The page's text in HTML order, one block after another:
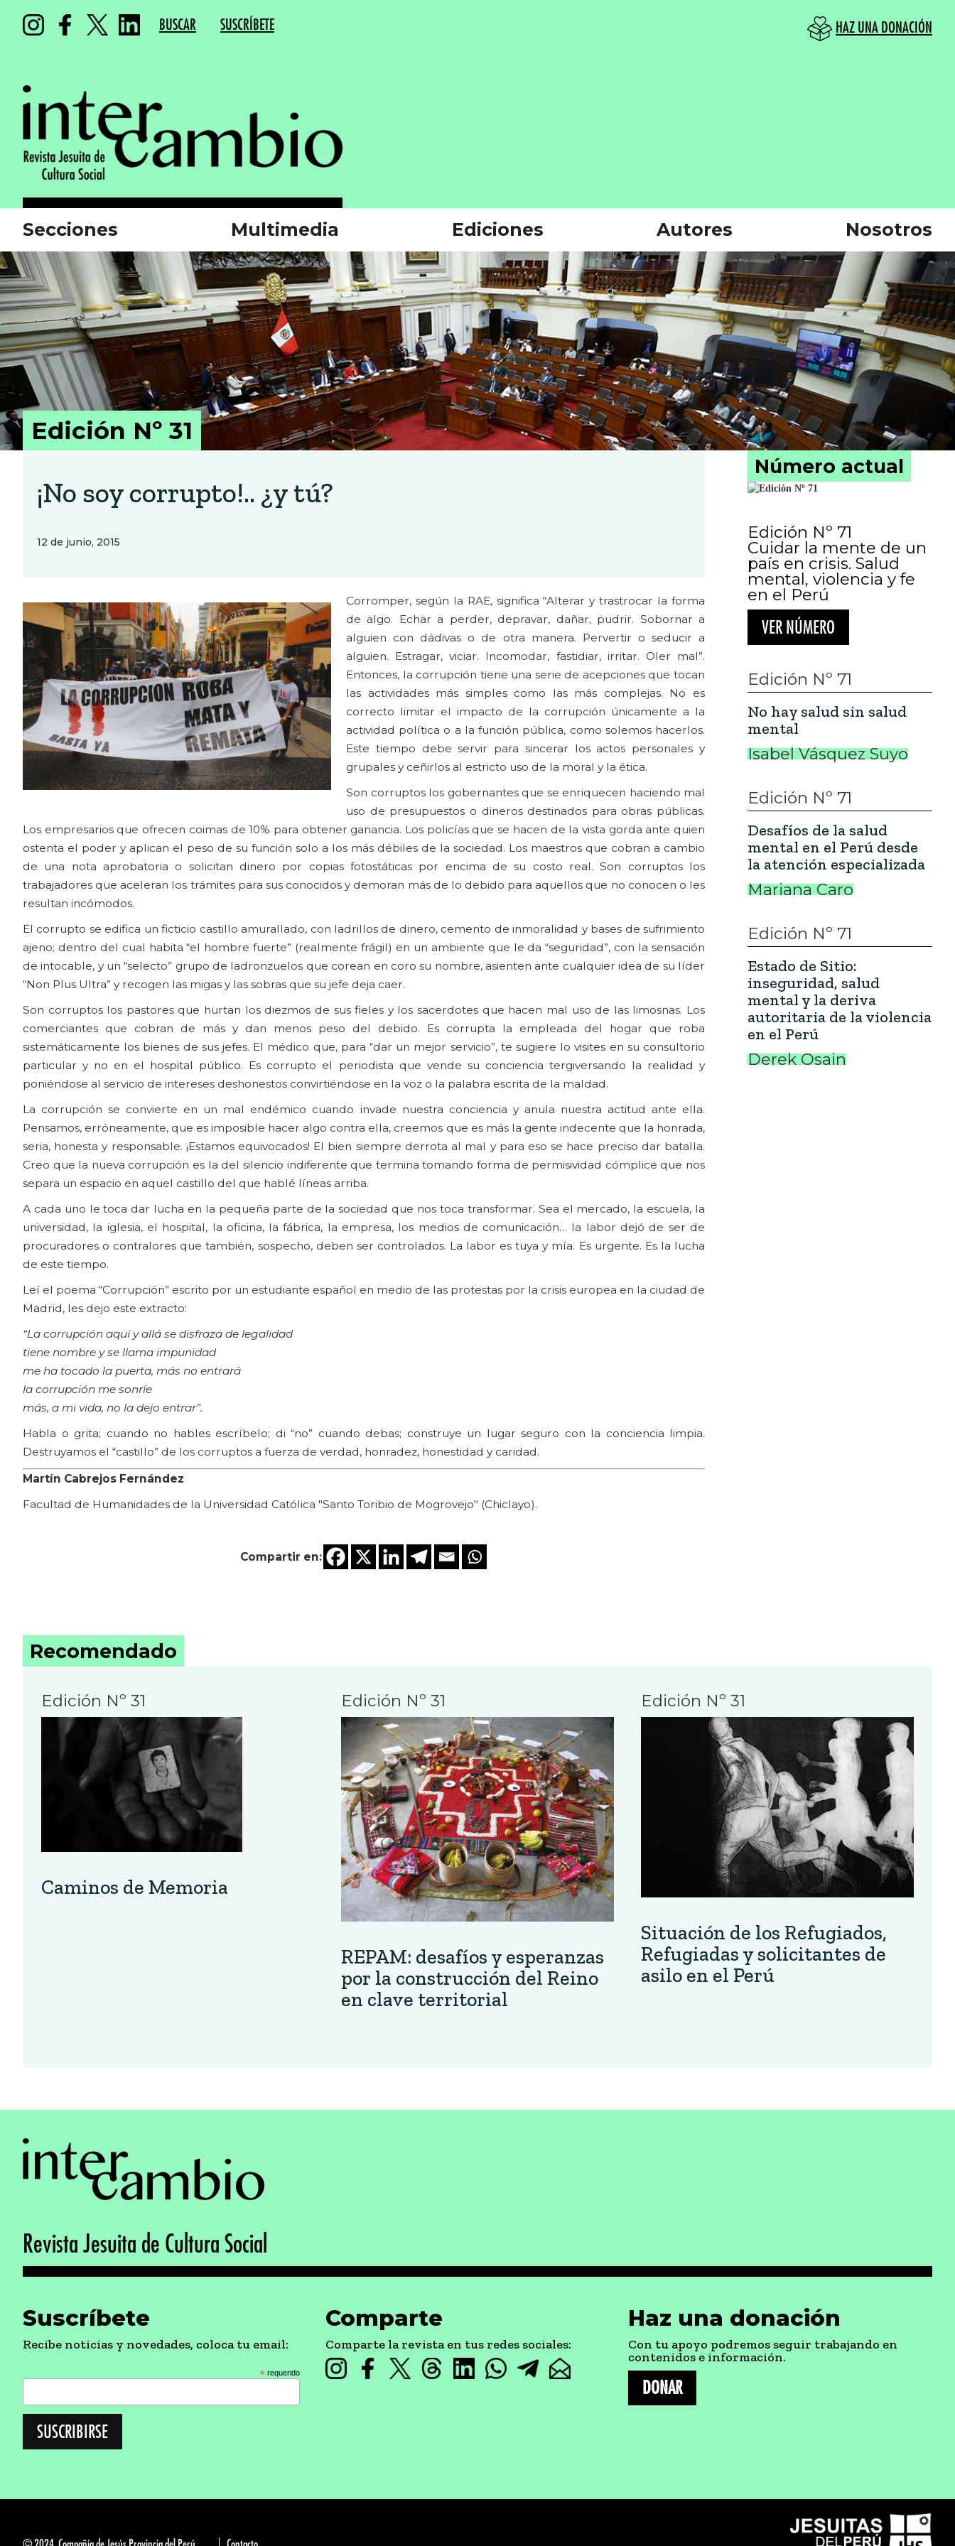
BUSCAR SUSCRÍBETE HAZ UNA DONACIÓN
Secciones Multimedia Ediciones Autores Nosotros
Edición Nº 31
¡No soy corrupto!.. ¿y tú?
12 de junio, 2015
Corromper, según la RAE, significa “Alterar y trastrocar la forma
de algo. Echar a perder, depravar, dañar, pudrir. Sobornar a
alguien con dádivas o de otra manera. Pervertir o seducir a
alguien. Estragar, viciar. Incomodar, fastidiar, irritar. Oler mal”.
Entonces, la corrupción tiene una serie de acepciones que tocan
las actividades más simples como las más complejas. No es
correcto limitar el impacto de la corrupción únicamente a la
actividad política o a la función pública, como solemos hacerlos.
Este tiempo debe servir para sincerar los actos personales y
grupales y ceñirlos al estricto uso de la moral y la ética.
Son corruptos los gobernantes que se enriquecen haciendo mal
uso de presupuestos o dineros destinados para obras públicas.
Los empresarios que ofrecen coimas de 10% para obtener ganancia. Los policías que se hacen de la vista gorda ante quien
ostenta el poder y aplican el peso de su función solo a los más débiles de la sociedad. Los maestros que cobran a cambio
de una nota aprobatoria o solicitan dinero por copias fotostáticas por encima de su costo real. Son corruptos los
trabajadores que aceleran los trámites para sus conocidos y demoran más de lo debido para aquellos que no conocen o les
resultan incómodos.
El corrupto se edifica un ficticio castillo amurallado, con ladrillos de dinero, cemento de inmoralidad y bases de sufrimiento
ajeno; dentro del cual habita “el hombre fuerte” (realmente frágil) en un ambiente que le da “seguridad”, con la sensación
de intocable, y un “selecto” grupo de ladronzuelos que corean en coro su nombre, asienten ante cualquier idea de su líder
“Non Plus Ultra” y recogen las migas y las sobras que su jefe deja caer.
Son corruptos los pastores que hurtan los diezmos de sus fieles y los sacerdotes que hacen mal uso de las limosnas. Los
comerciantes que cobran de más y dan menos peso del debido. Es corrupta la empleada del hogar que roba
sistemáticamente los bienes de sus jefes. El médico que, para “dar un mejor servicio”, te sugiere lo visites en su consultorio
particular y no en el hospital público. Es corrupto el periodista que vende su conciencia tergiversando la realidad y
poniéndose al servicio de intereses deshonestos convirtiéndose en la voz o la palabra escrita de la maldad.
La corrupción se convierte en un mal endémico cuando invade nuestra conciencia y anula nuestra actitud ante ella.
Pensamos, erróneamente, que es imposible hacer algo contra ella, creemos que es más la gente indecente que la honrada,
seria, honesta y responsable. ¡Estamos equivocados! El bien siempre derrota al mal y para eso se hace preciso dar batalla.
Creo que la nueva corrupción es la del silencio indiferente que termina tomando forma de permisividad cómplice que nos
separa un espacio en aquel castillo del que hablé líneas arriba.
A cada uno le toca dar lucha en la pequeña parte de la sociedad que nos toca transformar. Sea el mercado, la escuela, la
universidad, la iglesia, el hospital, la oficina, la fábrica, la empresa, los medios de comunicación… la labor dejó de ser de
procuradores o contralores que también, sospecho, deben ser controlados. La labor es tuya y mía. Es urgente. Es la lucha
de este tiempo.
Leí el poema “Corrupción” escrito por un estudiante español en medio de las protestas por la crisis europea en la ciudad de
Madrid, les dejo este extracto:
“La corrupción aquí y allá se disfraza de legalidad
tiene nombre y se llama impunidad
me ha tocado la puerta, más no entrará
la corrupción me sonríe
más, a mi vida, no la dejo entrar”.
Habla o grita; cuando no hables escríbelo; di “no” cuando debas; construye un lugar seguro con la conciencia limpia.
Destruyamos el “castillo” de los corruptos a fuerza de verdad, honradez, honestidad y caridad.
Martín Cabrejos Fernández
Facultad de Humanidades de la Universidad Católica "Santo Toribio de Mogrovejo" (Chiclayo).
Compartir en:
Número actual
Edición Nº 71
Cuidar la mente de un
país en crisis. Salud
mental, violencia y fe
en el Perú
VER NÚMERO
Edición Nº 71
No hay salud sin salud
mental
Isabel Vásquez Suyo
Edición Nº 71
Desafíos de la salud
mental en el Perú desde
la atención especializada
Mariana Caro
Edición Nº 71
Estado de Sitio:
inseguridad, salud
mental y la deriva
autoritaria de la violencia
en el Perú
Derek Osain
Recomendado
Edición Nº 31
Caminos de Memoria
Edición Nº 31
REPAM: desafíos y esperanzas
por la construcción del Reino
en clave territorial
Edición Nº 31
Situación de los Refugiados,
Refugiadas y solicitantes de
asilo en el Perú
Revista Jesuita de Cultura Social
Suscríbete
Recibe noticias y novedades, coloca tu email:
* requerido
Comparte
Comparte la revista en tus redes sociales:
Haz una donación
Con tu apoyo podremos seguir trabajando en
contenidos e información.
DONAR